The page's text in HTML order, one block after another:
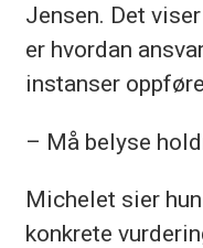
Jensen. Det
er hvordan
instanser
– Må belyse
Michelet sier
konkrete